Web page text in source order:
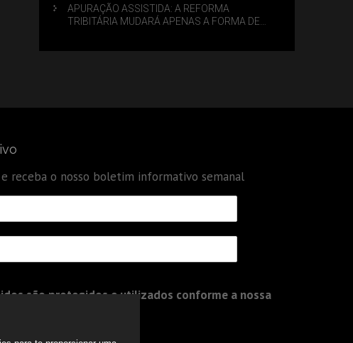
APURAÇÃO ASSISTIDA: A REFORMA
TRIBITÁRIA MUDARÁ APENAS A FORMA DE
receba o nosso boletim informativo semanal
são protegidos e utilizados conforme a nossa